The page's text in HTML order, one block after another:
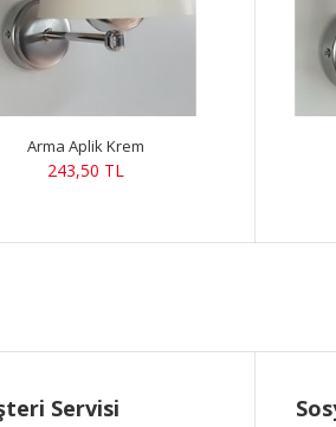
Arma Aplik Krem
243,50 TL
Servisi